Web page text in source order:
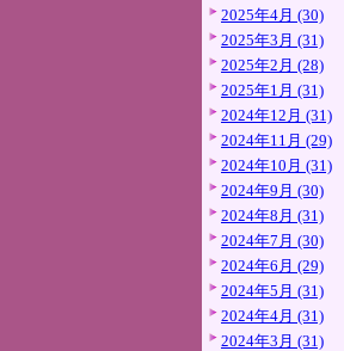
2025年4月 (30)
2025年3月 (31)
2025年2月 (28)
2025年1月 (31)
2024年12月 (31)
2024年11月 (29)
2024年10月 (31)
2024年9月 (30)
2024年8月 (31)
2024年7月 (30)
2024年6月 (29)
2024年5月 (31)
2024年4月 (31)
2024年3月 (31)